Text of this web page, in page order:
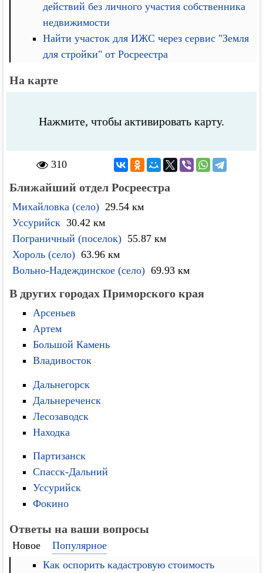
действий без личного участия собственника
недвижимости
Найти участок для ИЖС через сервис "Земля
для стройки" от Росреестра
На карте
Нажмите, чтобы активировать карту.
310
Ближайший отдел Росреестра
Михайловка (село) 29.54 км
Уссурийск 30.42 км
Пограничный (поселок) 55.87 км
Хороль (село) 63.96 км
Вольно-Надеждинское (село) 69.93 км
В других городах Приморского края
Арсеньев
Артем
Большой Камень
Владивосток
Дальнегорск
Дальнереченск
Лесозаводск
Находка
Партизанск
Спасск-Дальний
Уссурийск
Фокино
Ответы на ваши вопросы
Новое
Популярное
Как оспорить кадастровую стоимость